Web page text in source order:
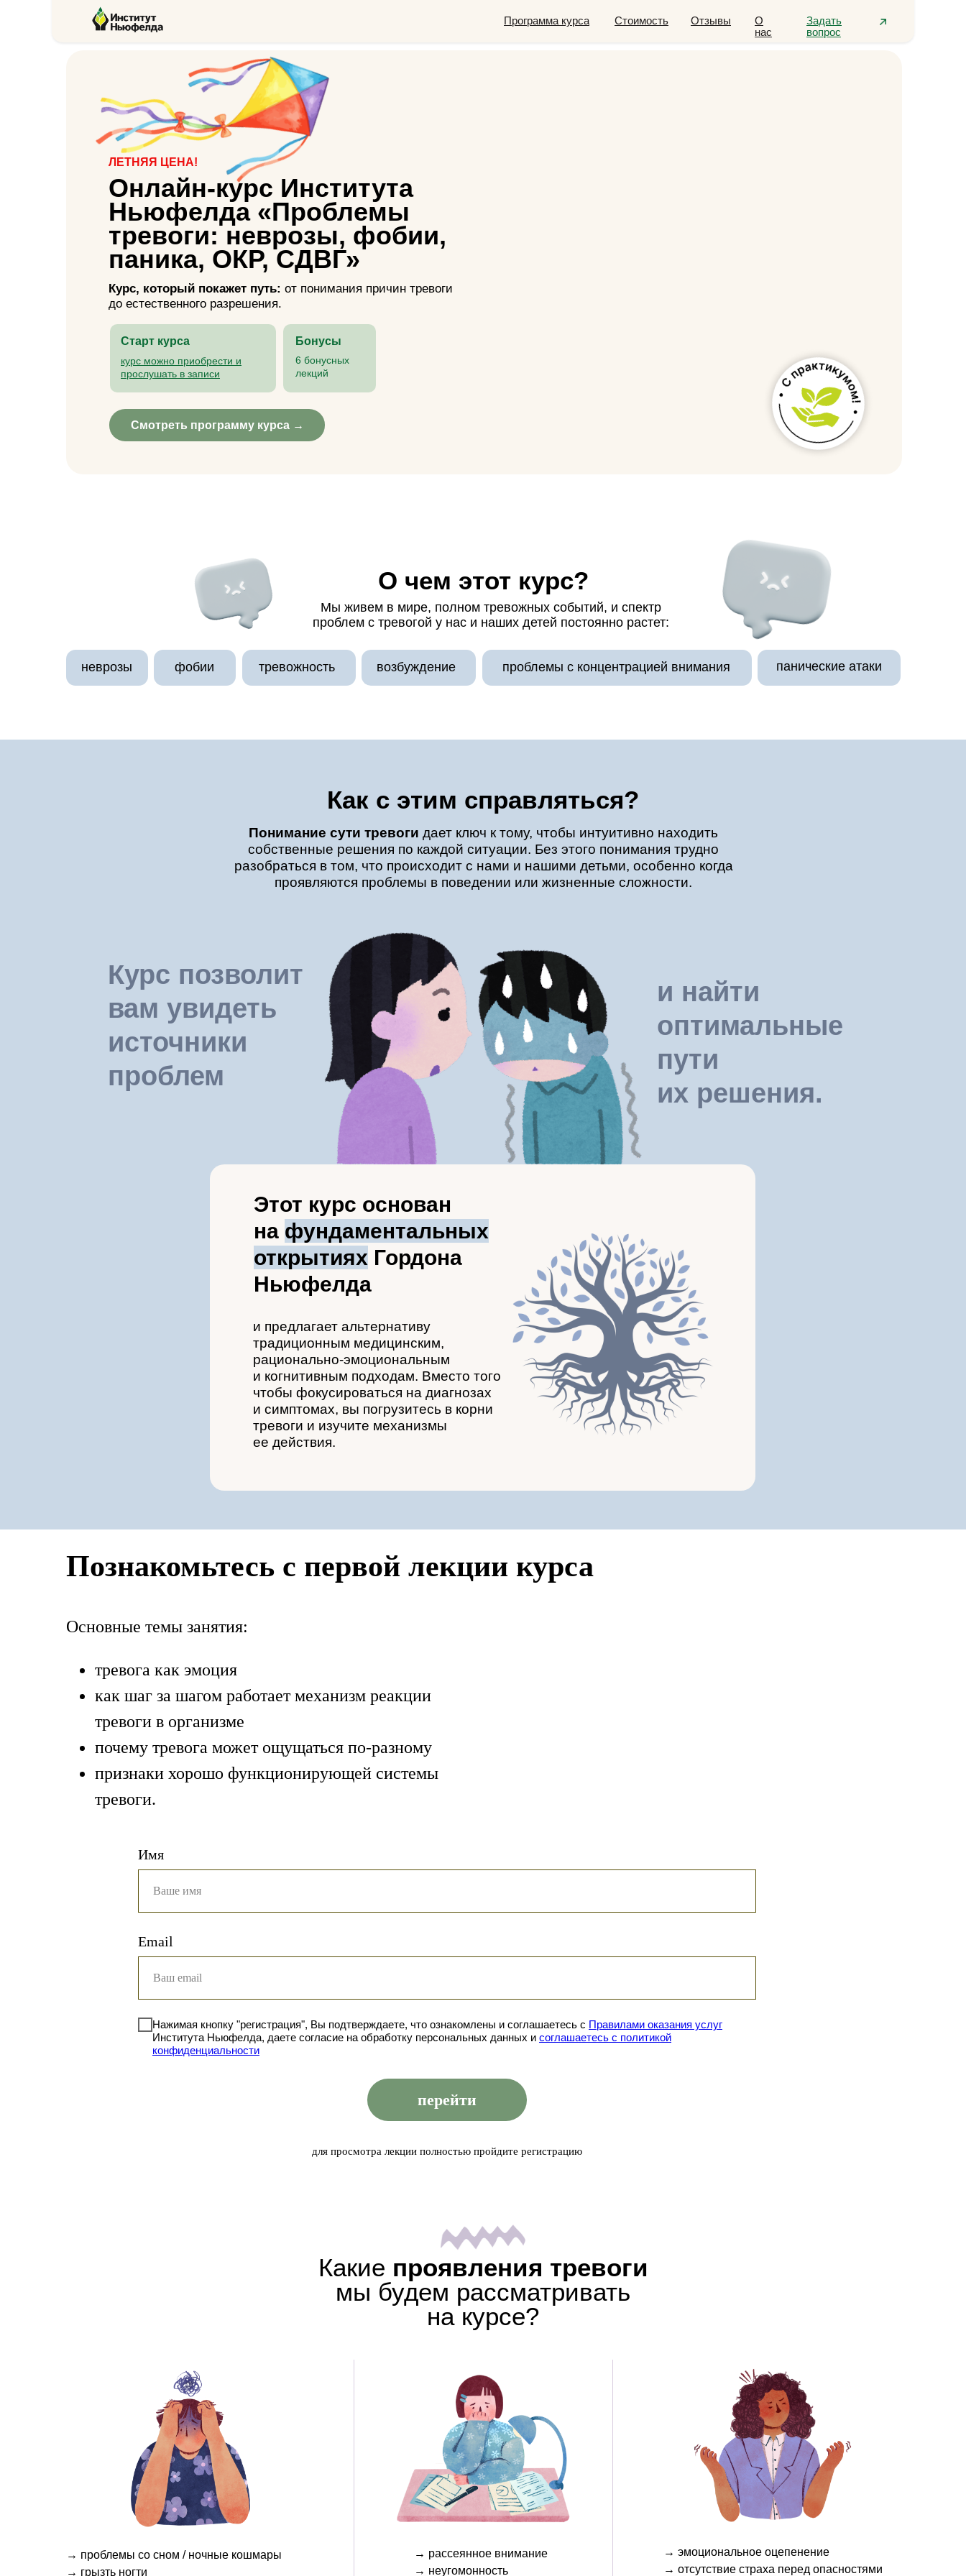
Отзывы
Программа курса Стоимость
О
нас
Задать
вопрос
Курс, который покажет путь: от понимания причин тревоги
до естественного разрешения.
Смотреть программу курса →
ЛЕТНЯЯ ЦЕНА!
Онлайн-курс Института
Ньюфелда «Проблемы
тревоги: неврозы, фобии,
паника, ОКР, СДВГ»
Старт курса
курс можно приобрести и
прослушать в записи
Бонусы
6 бонусных
лекций
О чем этот курс?
Мы живем в мире, полном тревожных событий, и спектр
проблем с тревогой у нас и наших детей постоянно растет:
фобии тревожность возбуждение
неврозы панические атаки
проблемы с концентрацией внимания
Как с этим справляться?
Понимание сути тревоги дает ключ к тому, чтобы интуитивно находить
собственные решения по каждой ситуации. Без этого понимания трудно
разобраться в том, что происходит с нами и нашими детьми, особенно когда
проявляются проблемы в поведении или жизненные сложности.
и найти
оптимальные
пути
их решения.
Курс позволит
вам увидеть
источники
проблем
Этот курс основан
на фундаментальных
открытиях Гордона
Ньюфелда
и предлагает альтернативу
традиционным медицинским,
рационально-эмоциональным
и когнитивным подходам. Вместо того
чтобы фокусироваться на диагнозах
и симптомах, вы погрузитесь в корни
тревоги и изучите механизмы
ее действия.
Познакомьтесь с первой лекции курса
Основные темы занятия:
тревога как эмоция
как шаг за шагом работает механизм реакции
тревоги в организме
почему тревога может ощущаться по-разному
признаки хорошо функционирующей системы
тревоги.
Имя
Email
Нажимая кнопку "регистрация", Вы подтверждаете, что ознакомлены и соглашаетесь с Правилами оказания услуг
Института Ньюфелда, даете согласие на обработку персональных данных и соглашаетесь c политикой
конфиденциальности
перейти
для просмотра лекции полностью пройдите регистрацию
Какие проявления тревоги
мы будем рассматривать
на курсе?
→ проблемы со сном / ночные кошмары
→ грызть ногти
→ рассеянное внимание
→ неугомонность
→ эмоциональное оцепенение
→ отсутствие страха перед опасностями